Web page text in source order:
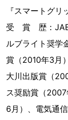
『スマートグ
受 賞 歴：
ルブライト奨学
賞（2010年3月
大川出版賞（
ス奨励賞（
6月）、電気通